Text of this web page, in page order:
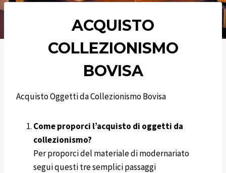
ACQUISTO
COLLEZIONISMO
BOVISA
Acquisto Oggetti da Collezionismo Bovisa
Come proporci l’acquisto di oggetti da
collezionismo?
Per proporci del materiale di modernariato
segui questi tre semplici passaggi